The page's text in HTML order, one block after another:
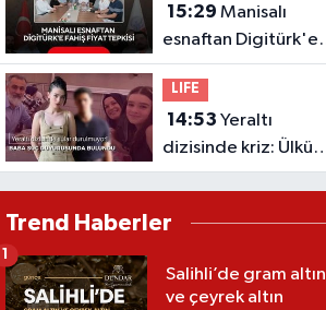
boğuldu
15:29 Manisalı
esnaftan Digitürk'e
fahiş fiyat isyanı
LIFE
14:53 Yeraltı
dizisinde kriz: Ülkü
Hilal Çiftçi'nin
Çelebi ve OnTalent
suç duyurusu
Trend Haberler
Salihli’de gram altın
ve çeyrek altın
1